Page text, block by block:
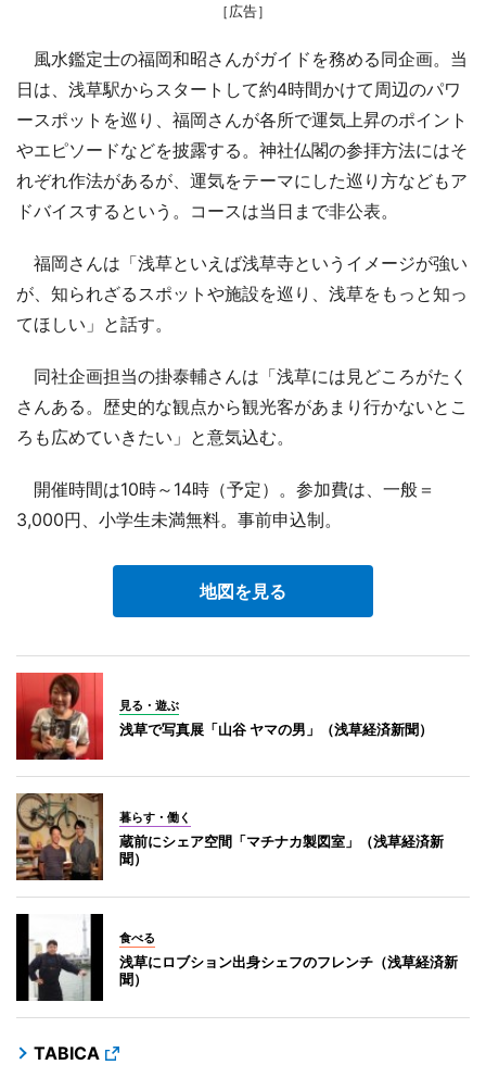
［広告］
風水鑑定士の福岡和昭さんがガイドを務める同企画。当
日は、浅草駅からスタートして約4時間かけて周辺のパワ
ースポットを巡り、福岡さんが各所で運気上昇のポイント
やエピソードなどを披露する。神社仏閣の参拝方法にはそ
れぞれ作法があるが、運気をテーマにした巡り方などもア
ドバイスするという。コースは当日まで非公表。
福岡さんは「浅草といえば浅草寺というイメージが強い
が、知られざるスポットや施設を巡り、浅草をもっと知っ
てほしい」と話す。
同社企画担当の掛泰輔さんは「浅草には見どころがたく
さんある。歴史的な観点から観光客があまり行かないとこ
ろも広めていきたい」と意気込む。
開催時間は10時～14時（予定）。参加費は、一般＝
3,000円、小学生未満無料。事前申込制。
地図を見る
見る・遊ぶ
浅草で写真展「山谷 ヤマの男」（浅草経済新聞）
暮らす・働く
蔵前にシェア空間「マチナカ製図室」（浅草経済新
聞）
食べる
浅草にロブション出身シェフのフレンチ（浅草経済新
聞）
TABICA